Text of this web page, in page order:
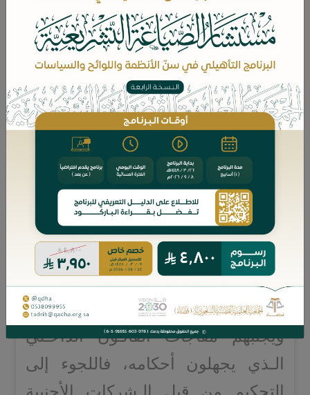
من خلال إنشاء مشاريع عالمية تمثل
نقلة نوعية لاقتصاد المملكة، تتطلب
جذب الاستثمار الأجنبي، مما يحتم أن
يولى التحكيـم في العقود الإدارية عناية
خاصة.
ومن المعلوم أن المتعاملين في مجال
التجارة الدولية يفضلون اللجوء إلى
التحكيم لفض نزاعاتهم؛ لأنها ستُنظر
من أشخاص متخصصين مؤهلين ذوي
خبرة في المجال المثار فيه النزاع،
وذلك يُشعرهم بالأمان والطمأنينة،
ويُجنبهم مفاجآت القانـون الداخـلي
الـذي يجهلون أحكامه، فاللجوء إلى